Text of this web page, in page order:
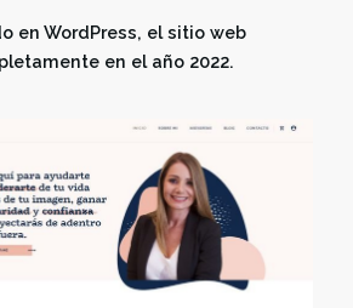
en WordPress, el sitio web
en el año 2022.